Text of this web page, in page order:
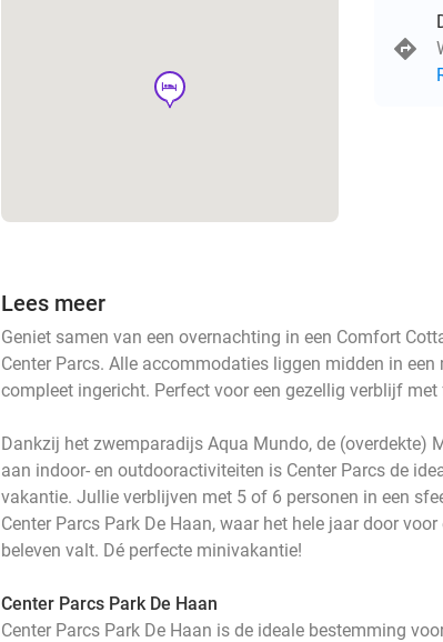
hotel
Lees meer
Geniet samen van een overnachting in een Comfort
Center Parcs. Alle accommodaties liggen midden in
compleet ingericht. Perfect voor een gezellig verblijf
Dankzij het zwemparadijs Aqua Mundo, de (overdekte)
aan indoor- en outdooractiviteiten is Center Parcs de
vakantie. Jullie verblijven met 5 of 6 personen in een
Center Parcs Park De Haan, waar het hele jaar door
beleven valt. Dé perfecte minivakantie!
Center Parcs Park De Haan
Center Parcs Park De Haan is de ideale bestemming